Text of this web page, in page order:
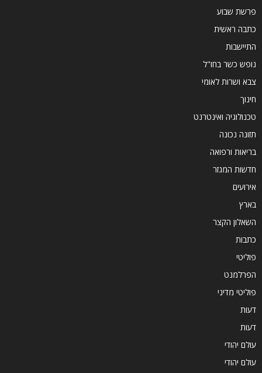
פרשת שבוע
כתבה ראשית
התיישבות
נופש כשר בחו"ל
צבא ושרות לאומי
חינוך
טכנולוגיה ואינטרנט
תזונה נכונה
בריאות ורפואה
חדשות המגזר
אירועים
בארץ
השאלון הקצר
כתבות
פוליטי
הפרלמנט
פוליטי מדיני
דעות
דעות
עולם יהודי
עולם יהודי